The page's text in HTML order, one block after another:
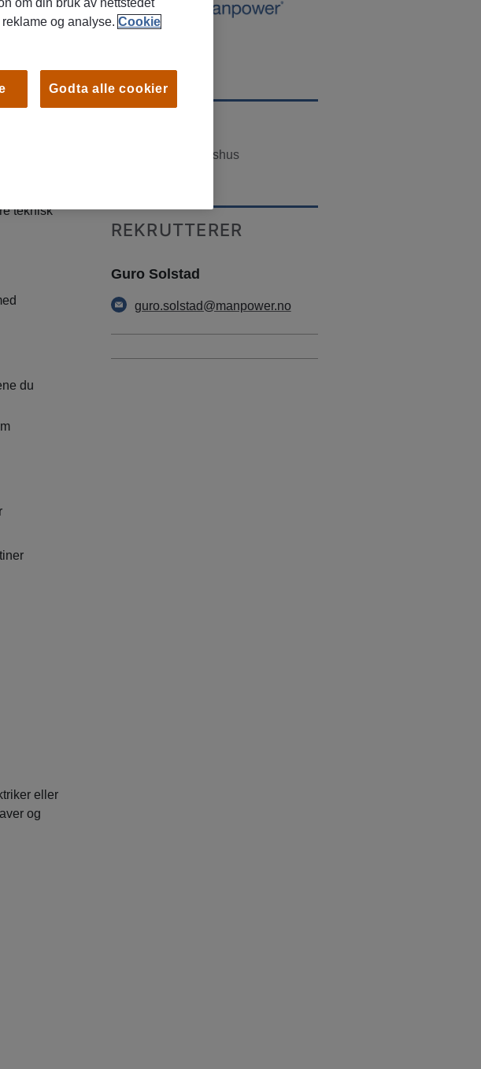
du å
salg,
vil
får du
teknisk
du
eller
og
Nordre Follo, Akershus
REKRUTTERER
Guro Solstad
guro.solstad@manpower.no
om din bruk av nettstedet
reklame og analyse.Cookie
Godta alle cookier